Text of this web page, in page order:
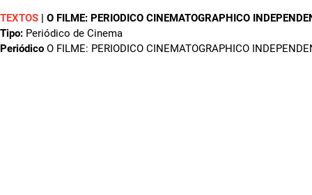
TEXTOS | O FILME: PERIODICO CINEMATOGRAPHICO
Tipo: Periódico de Cinema
Periódico O FILME: PERIODICO CINEMATOGRAPHICO
FORMULÁRIO DE BUSCA